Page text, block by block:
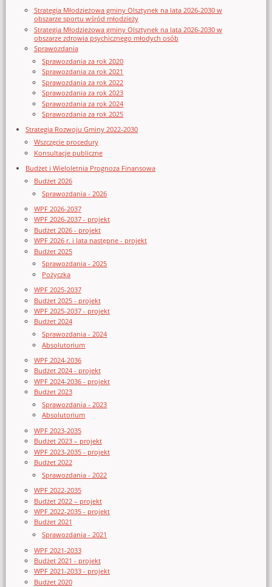
Strategia Młodzieżowa gminy Olsztynek na lata 2026-2030 w
obszarze sportu wśród młodzieży
Strategia Młodzieżowa gminy Olsztynek na lata 2026-2030 w
obszarze zdrowia psychicznego młodych osób
Sprawozdania
Sprawozdania za rok 2020
Sprawozdania za rok 2021
Sprawozdania za rok 2022
Sprawozdania za rok 2023
Sprawozdania za rok 2024
Sprawozdania za rok 2025
Strategia Rozwoju Gminy 2022-2030
Wszczęcie procedury
Konsultacje publiczne
Budżet i Wieloletnia Prognoza Finansowa
Budżet 2026
Sprawozdania - 2026
WPF 2026-2037
WPF 2026-2037 - projekt
Budżet 2026 - projekt
WPF 2026 r. i lata następne - projekt
Budżet 2025
Sprawozdania - 2025
Pożyczka
WPF 2025-2037
Budżet 2025 - projekt
WPF 2025-2037 - projekt
Budżet 2024
Sprawozdania - 2024
Absolutorium
WPF 2024-2036
Budżet 2024 - projekt
WPF 2024-2036 - projekt
Budżet 2023
Sprawozdania - 2023
Absolutorium
WPF 2023-2035
Budżet 2023 – projekt
WPF 2023-2035 - projekt
Budżet 2022
Sprawozdania - 2022
WPF 2022-2035
Budżet 2022 – projekt
WPF 2022-2035 - projekt
Budżet 2021
Sprawozdania - 2021
WPF 2021-2033
Budżet 2021 - projekt
WPF 2021-2033 - projekt
Budżet 2020